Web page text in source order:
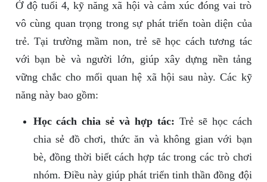
Ở độ tuổi 4, kỹ năng xã hội và cảm xúc đóng vai trò
vô cùng quan trọng trong sự phát triển toàn diện của
trẻ. Tại trường mầm non, trẻ sẽ học cách tương tác
với bạn bè và người lớn, giúp xây dựng nền tảng
vững chắc cho mối quan hệ xã hội sau này. Các kỹ
năng này bao gồm:
Học cách chia sẻ và hợp tác: Trẻ sẽ học cách
chia sẻ đồ chơi, thức ăn và không gian với bạn
bè, đồng thời biết cách hợp tác trong các trò chơi
nhóm. Điều này giúp phát triển tinh thần đồng đội